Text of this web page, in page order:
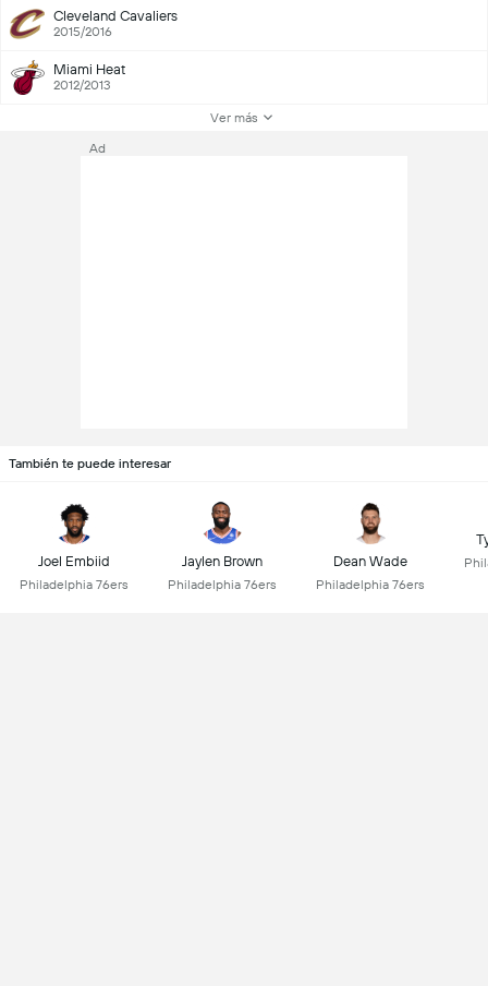
Cleveland Cavaliers
2015/2016
Miami Heat
2012/2013
Ver más
Ad
También te puede interesar
Joel Embiid
Philadelphia 76ers
Jaylen Brown
Philadelphia 76ers
Dean Wade
Philadelphia 76ers